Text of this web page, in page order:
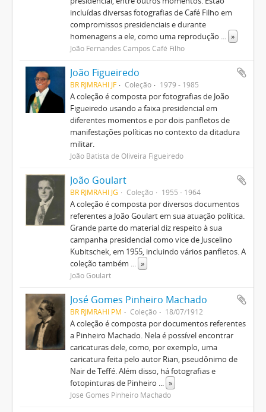
incluídas diversas fotografias de Café Filho em
compromissos presidenciais e durante
homenagens a ele, como uma reprodução ... »
João Fernandes Campos Café Filho
João Figueiredo
BR RJMRAHI JF Coleção 1979 - 1985
A coleção é composta por fotografias de João
Figueiredo usando a faixa presidencial em
diferentes momentos e por dois panfletos de
manifestações políticas no contexto da ditadura
militar.
João Batista de Oliveira Figueiredo
João Goulart
BR RJMRAHI JG Coleção 1955 - 1964
A coleção é composta por diversos documentos
referentes a João Goulart em sua atuação política.
Grande parte do material diz respeito à sua
campanha presidencial como vice de Juscelino
Kubitschek, em 1955, incluindo vários panfletos. A
coleção também ... »
João Goulart
José Gomes Pinheiro Machado
BR RJMRAHI PM Coleção 18/07/1912
A coleção é composta por documentos referentes
a Pinheiro Machado. Nela é possível encontrar
caricaturas dele, como, por exemplo, uma
caricatura feita pelo autor Rian, pseudônimo de
Nair de Teffé. Além disso, há fotografias e
fotopinturas de Pinheiro ... »
José Gomes Pinheiro Machado